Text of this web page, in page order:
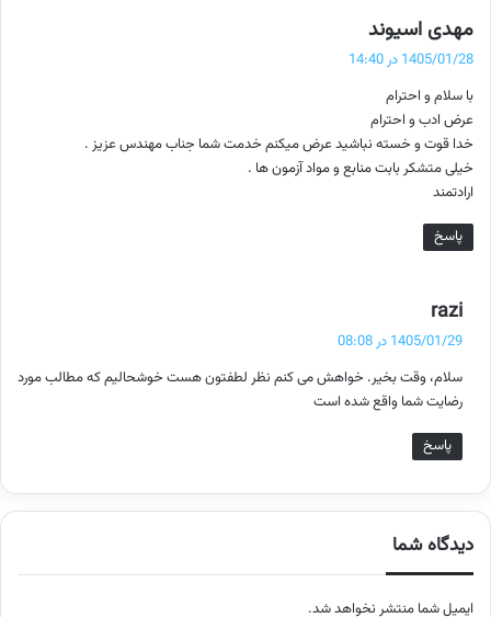
مهدی اسیوند
ف
1405/01/28 در 14:40
با سلام و احترام
عرض ادب و احترام
خدا قوت و خسته نباشید عرض میکنم خدمت شما جناب مهندس عزیز .
خیلی متشکر بابت منابع و مواد آزمون ها .
ارادتمند
پاسخ
razi
ف
1405/01/29 در 08:08
سلام، وقت بخیر. خواهش می کنم نظر لطفتون هست خوشحالیم که مطالب مورد
رضایت شما واقع شده است
پاسخ
دیدگاه شما
ایمیل شما منتشر نخواهد شد.